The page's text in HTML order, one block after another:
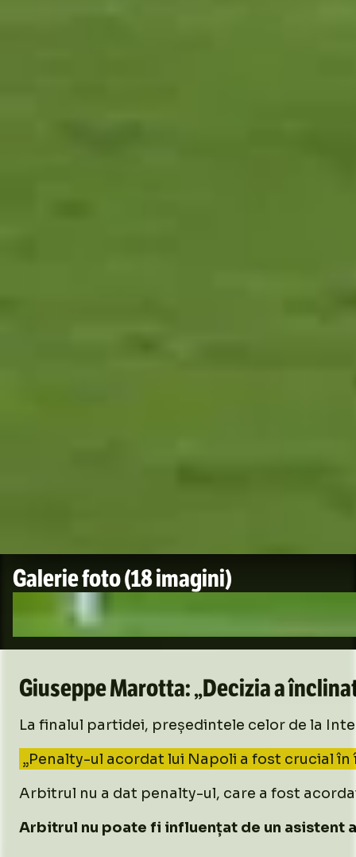
Galerie foto(18 imagini)
Giuseppe Marotta: „Decizia a
La finalul partidei, președintele celor de la
„Penalty-ul acordat lui Napoli a fost crucial
Arbitrul nu a dat penalty-ul, care a fost
Arbitrul nu poate fi influențat de un asistent